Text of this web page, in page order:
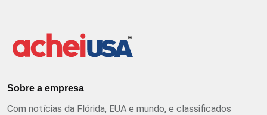
Sobre a empresa
Com notícias da Flórida, EUA e mundo, e classificados